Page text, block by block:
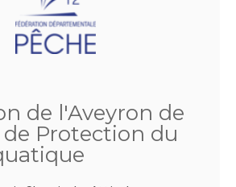
de l'Aveyron de
de Protection du